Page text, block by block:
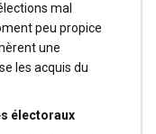
mal
peu propice
une
les acquis du
électoraux